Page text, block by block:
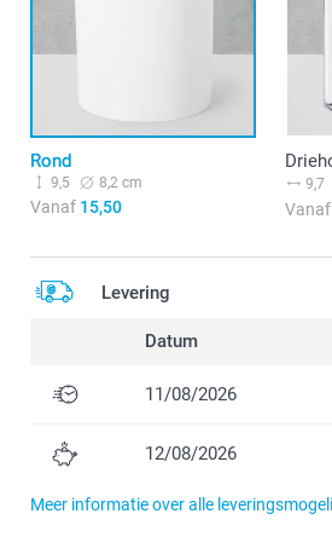
Rond
9,5 8,2 cm
Vanaf 15,50
9,7
Vanaf
Levering
Datum
11/08/2026
12/08/2026
Meer informatie over alle